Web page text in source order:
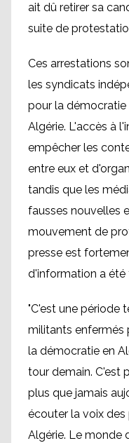
ait dû retirer sa
suite de
Ces arrestations
les syndicats
pour la démocratie
Algérie. L'accès à
empêcher les
entre eux et
tandis que les
fausses nouvelles
mouvement de
presse est
d'information a été
"C'est une période
militants enfermés
la démocratie en
tour demain. C'est
plus que jamais
écouter la voix des
Algérie. Le monde